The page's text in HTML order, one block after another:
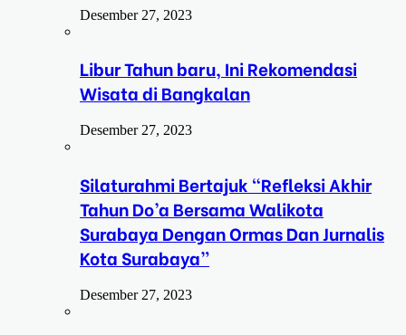
Desember 27, 2023
Libur Tahun baru, Ini Rekomendasi
Wisata di Bangkalan
Desember 27, 2023
Silaturahmi Bertajuk “Refleksi Akhir
Tahun Do’a Bersama Walikota
Surabaya Dengan Ormas Dan Jurnalis
Kota Surabaya”
Desember 27, 2023